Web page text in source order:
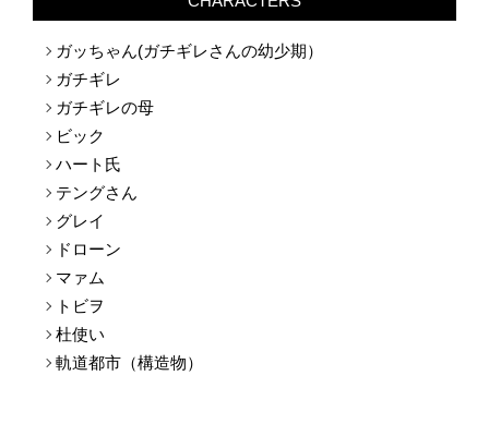
ガッちゃん(ガチギレさんの幼少期）
ガチギレ
ガチギレの母
ビック
ハート氏
テングさん
グレイ
ドローン
マァム
トビヲ
杜使い
軌道都市（構造物）